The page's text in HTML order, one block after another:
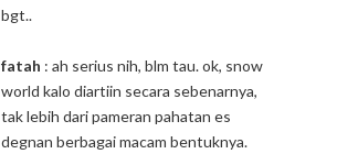
bgt..
fatah : ah serius nih, blm tau. ok, snow
world kalo diartiin secara sebenarnya,
tak lebih dari pameran pahatan es
degnan berbagai macam bentuknya.